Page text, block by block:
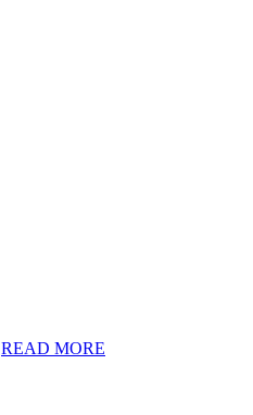
READ MORE